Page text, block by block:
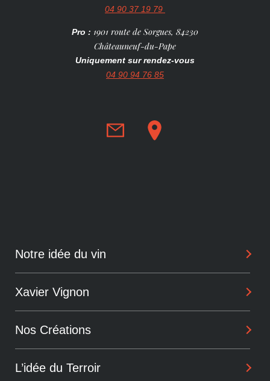
04 90 37 19 79
Pro : 1901 route de Sorgues, 84230
Châteauneuf-du-Pape
Uniquement sur rendez-vous
04 90 94 76 85
Notre idée du vin
Philosophie
Xavier Vignon
Parcours
Alchimiste
Nos Créations
Les Arcanes
L’idée du Terroir